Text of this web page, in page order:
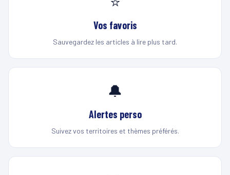
Vos favoris
Sauvegardez les articles à lire plus tard.
🔔
Alertes perso
Suivez vos territoires et thèmes préférés.